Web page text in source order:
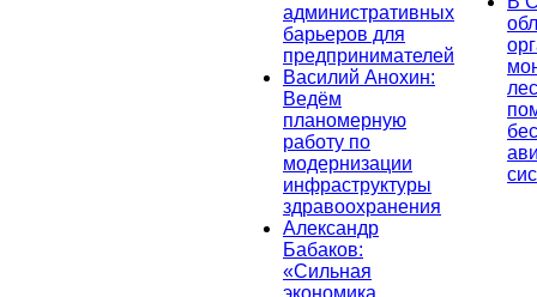
административных
барьеров для
предпринимателей
Василий Анохин:
Ведём
планомерную
работу по
модернизации
инфраструктуры
здравоохранения
Александр
Бабаков:
«Сильная